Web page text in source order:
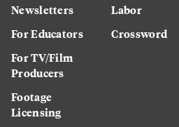
Newsletters
For Educators
For TV/Film
Producers
Footage
Licensing
Labor
Crossword